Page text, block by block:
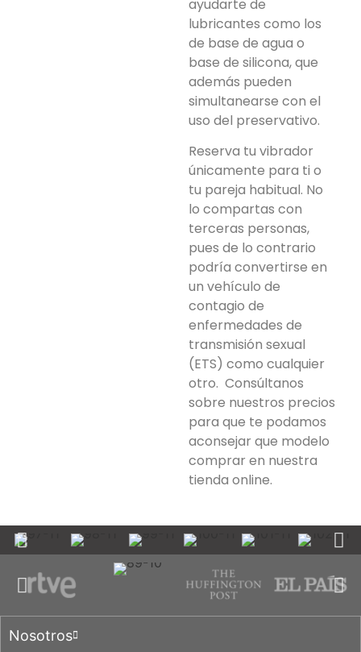
ayudarte de
lubricantes como los
de base de agua o
base de silicona, que
además pueden
simultanearse con el
uso del preservativo.
Reserva tu vibrador
únicamente para ti o
tu pareja habitual. No
lo compartas con
terceras personas,
pues de lo contrario
podría convertirse en
un vehículo de
contagio de
enfermedades de
transmisión sexual
(ETS) como cualquier
otro. Consúltanos
sobre nuestros precios
para que te podamos
aconsejar que modelo
comprar en nuestra
tienda online.
Nosotros